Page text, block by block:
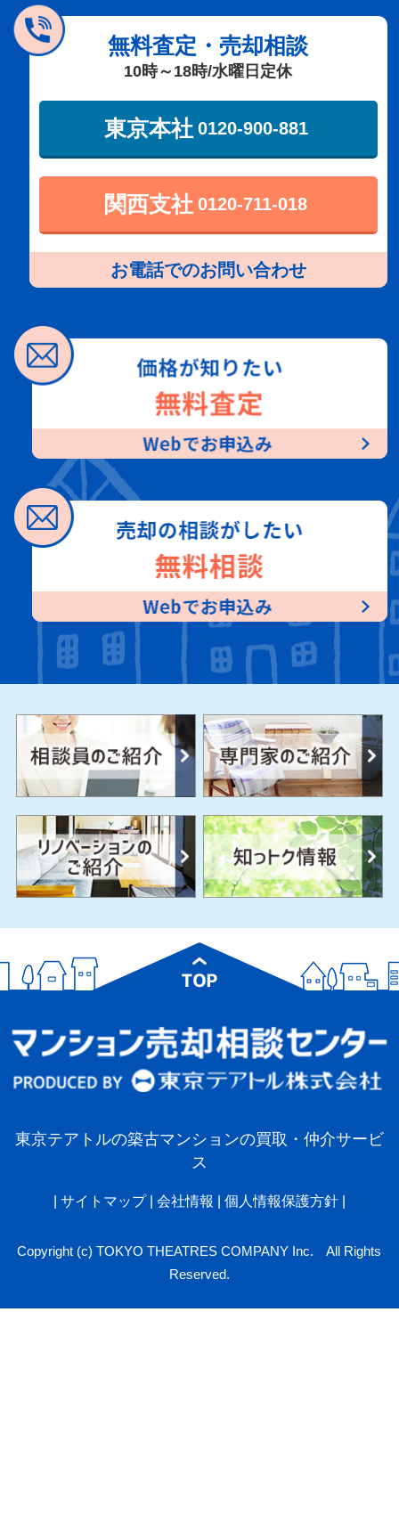
無料査定・売却相談
10時～18時/水曜日定休
東京本社 0120-900-881
関西支社 0120-711-018
お電話でのお問い合わせ
東京テアトルの築古マンションの買取・仲介サービ
ス
サイトマップ 会社情報 個人情報保護方針|
Copyright (c) TOKYO THEATRES COMPANY Inc. All Rights
Reserved.